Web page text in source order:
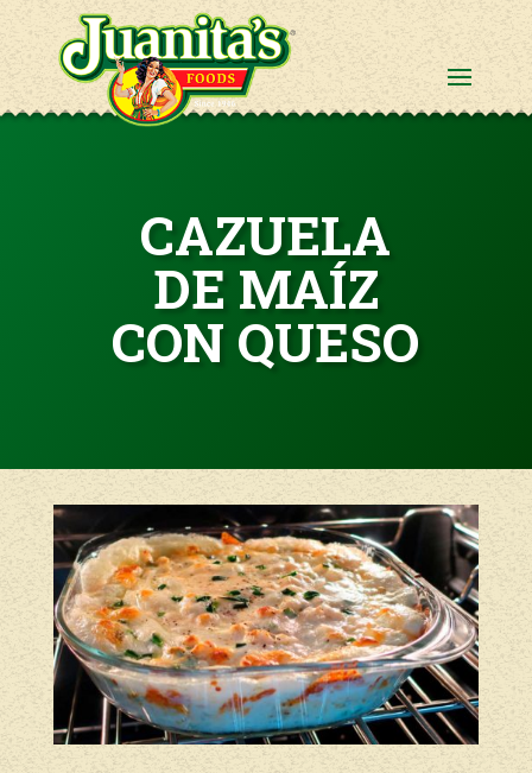
CAZUELA
DE MAÍZ
CON QUESO